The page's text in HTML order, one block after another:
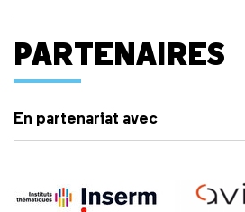
PARTENAIRES
En partenariat avec